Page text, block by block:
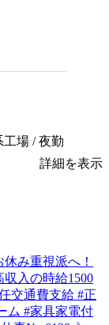
場 / 夜勤
詳細を表示